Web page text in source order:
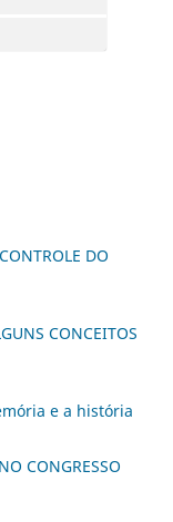
DO
CONCEITOS
e a história
CONGRESSO